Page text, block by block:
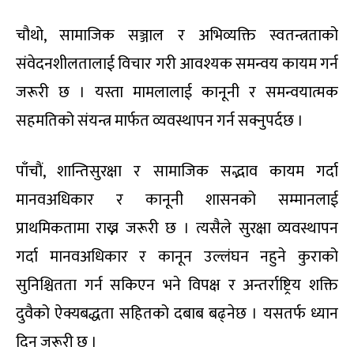
चौथो, सामाजिक सञ्जाल र अभिव्यक्ति स्वतन्त्रताको
संवेदनशीलतालाई विचार गरी आवश्यक समन्वय कायम गर्न
जरूरी छ । यस्ता मामलालाई कानूनी र समन्वयात्मक
सहमतिको संयन्त्र मार्फत व्यवस्थापन गर्न सक्नुपर्दछ ।
पाँचौं, शान्तिसुरक्षा र सामाजिक सद्भाव कायम गर्दा
मानवअधिकार र कानूनी शासनको सम्मानलाई
प्राथमिकतामा राख्न जरूरी छ । त्यसैले सुरक्षा व्यवस्थापन
गर्दा मानवअधिकार र कानून उल्लंघन नहुने कुराको
सुनिश्चितता गर्न सकिएन भने विपक्ष र अन्तर्राष्ट्रिय शक्ति
दुवैको ऐक्यबद्धता सहितको दबाब बढ्नेछ । यसतर्फ ध्यान